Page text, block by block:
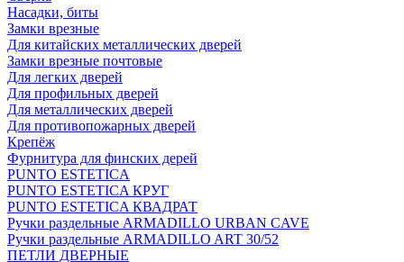
Насадки, биты
Замки врезные
Для китайских металлических дверей
Замки врезные почтовые
Для легких дверей
Для профильных дверей
Для металлических дверей
Для противопожарных дверей
Крепёж
Фурнитура для финских дерей
PUNTO ESTETICA
PUNTO ESTETICA КРУГ
PUNTO ESTETICA КВАДРАТ
Ручки раздельные ARMADILLO URBAN CAVE
Ручки раздельные ARMADILLO ART 30/52
ПЕТЛИ ДВЕРНЫЕ